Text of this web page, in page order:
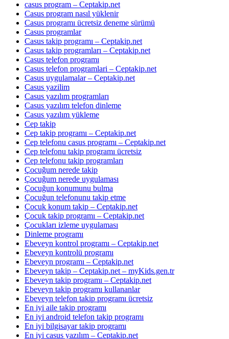
casus program – Ceptakip.net
Casus program nasıl yüklenir
Casus programı ücretsiz deneme sürümü
Casus programlar
Casus takip programı – Ceptakip.net
Casus takip programları – Ceptakip.net
Casus telefon programı
Casus telefon programlari – Ceptakip.net
Casus uygulamalar – Ceptakip.net
Casus yazilim
Casus yazılım programları
Casus yazılım telefon dinleme
Casus yazılım yükleme
Cep takip
Cep takip programı – Ceptakip.net
Cep telefonu casus programı – Ceptakip.net
Cep telefonu takip programı ücretsiz
Cep telefonu takip programları
Çocuğum nerede takip
Çocuğum nerede uygulaması
Çocuğun konumunu bulma
Çocuğun telefonunu takip etme
Çocuk konum takip – Ceptakip.net
Çocuk takip programı – Ceptakip.net
Çocukları izleme uygulaması
Dinleme programı
Ebeveyn kontrol programı – Ceptakip.net
Ebeveyn kontrolü programı
Ebeveyn programı – Ceptakip.net
Ebeveyn takip – Ceptakip.net – myKids.gen.tr
Ebeveyn takip programı – Ceptakip.net
Ebeveyn takip programı kullananlar
Ebeveyn telefon takip programı ücretsiz
En iyi aile takip programı
En iyi android telefon takip programı
En iyi bilgisayar takip programı
En iyi casus yazılım – Ceptakip.net